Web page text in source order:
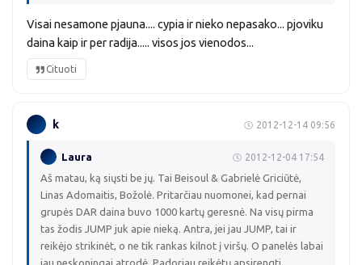
Visai nesamone pjauna.... cypia ir nieko nepasako... pjoviku
daina kaip ir per radija..... visos jos vienodos...
Cituoti
k 2012-12-14 09:56
Laura 2012-12-04 17:54
Aš matau, ką siųsti be jų. Tai Beisoul & Gabrielė Griciūtė,
Linas Adomaitis, Božolė. Pritarčiau nuomonei, kad pernai
grupės DAR daina buvo 1000 kartų geresnė. Na visų pirma
tas žodis JUMP juk apie nieką. Antra, jei jau JUMP, tai ir
reikėjo strikinėt, o ne tik rankas kilnot į viršų. O panelės labai
jau neskoningai atrodė. Padoriau reikėtų apsirengti.